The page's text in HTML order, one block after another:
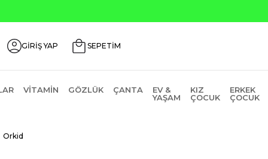
GİRİŞ YAP SEPETİM
VITAMIN GÖZLÜK ÇANTA
EV &
YAŞAM
KIZ
ÇOCUK
ERKEK
ÇOCUK
Orkid